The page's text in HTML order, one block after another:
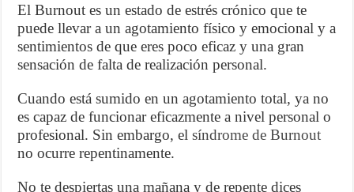
El Burnout es un estado de estrés crónico que te
puede llevar a un agotamiento físico y emocional y a
sentimientos de que eres poco eficaz y una gran
sensación de falta de realización personal.
Cuando está sumido en un agotamiento total, ya no
es capaz de funcionar eficazmente a nivel personal o
profesional. Sin embargo, elsíndrome de Burnout
no ocurre repentinamente.
No te despiertas una mañana y de repente dices